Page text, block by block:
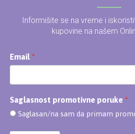
Informišite se na vreme i
kupovine na našem
Email
Saglasnost promotivne poruke
Saglasan/na sam da primam